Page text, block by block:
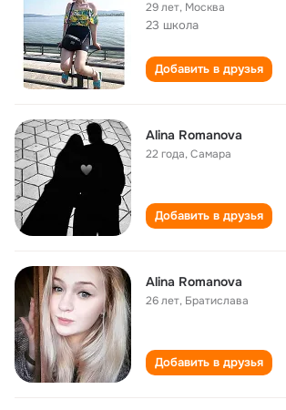
29 лет, Москва
23 школа
Добавить в друзья
Alina Romanova
22 года,Самара
Добавить в друзья
Alina Romanova
26 лет, Братислава
Добавить в друзья